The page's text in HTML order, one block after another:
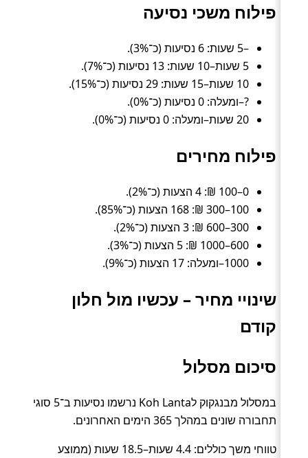
פילוח משכי נסיעה
–5 שעות: 6 נסיעות (כ־3%).
5 שעות–10 שעות: 13 נסיעות (כ־7%).
10 שעות–15 שעות: 29 נסיעות (כ־15%).
?–ומעלה: 0 נסיעות (כ־0%).
20 שעות–ומעלה: 0 נסיעות (כ־0%).
פילוח מחירים
0–100 ₪: 4 הצעות (כ־2%).
100–300 ₪: 168 הצעות (כ־85%).
300–600 ₪: 3 הצעות (כ־2%).
600–1000 ₪: 5 הצעות (כ־3%).
1000–ומעלה: 17 הצעות (כ־9%).
שינויי מחיר – עכשיו מול חלון
קודם
סיכום מסלול
במסלול מבנגקוק לKoh Lanta נרשמו נסיעות ב־5 סוגי
תחבורה שונים במהלך 365 הימים האחרונים.
טווחי משך כוללים: 4.4 שעות–18.5 שעות (ממוצע